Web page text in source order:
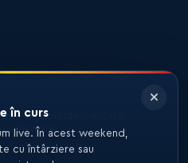
în curs
live. În acest weekend,
cu întârziere sau
de confidențialitate
informare